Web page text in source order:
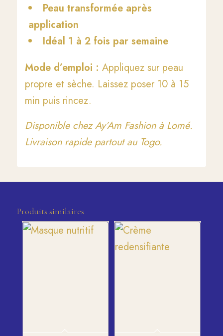
Peau transformée après
application
Idéal 1 à 2 fois par semaine
Mode d’emploi : Appliquez sur peau
propre et sèche. Laissez poser 10 à 15
min puis rincez.
Disponible chez Ay’Am Fashion à Lomé.
Livraison rapide partout au Togo.
Produits similaires